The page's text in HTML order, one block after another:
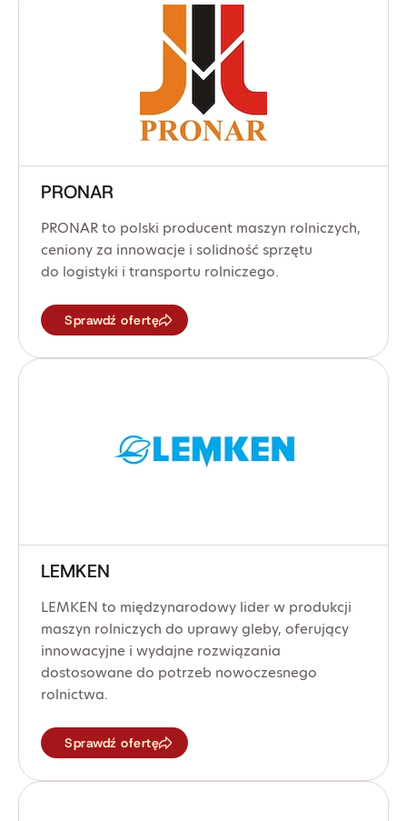
PRONAR
PRONAR to polski producent maszyn rolniczych,
ceniony za innowacje i solidność sprzętu
do logistyki i transportu rolniczego.
Sprawdź ofertę
LEMKEN
LEMKEN to międzynarodowy lider w produkcji
maszyn rolniczych do uprawy gleby, oferujący
innowacyjne i wydajne rozwiązania
dostosowane do potrzeb nowoczesnego
rolnictwa.
Sprawdź ofertę